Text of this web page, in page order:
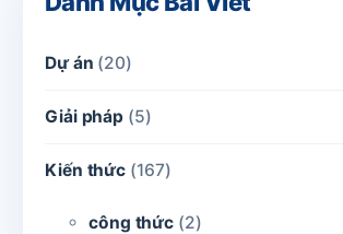
Dự án (20)
Giải pháp (5)
Kiến thức (167)
công thức (2)